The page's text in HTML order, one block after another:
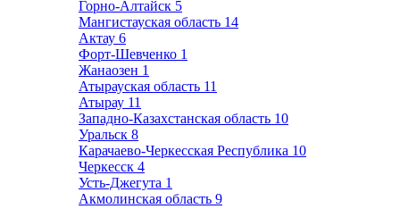
Горно-Алтайск 5
Мангистауская область 14
Актау 6
Форт-Шевченко 1
Жанаозен 1
Атырауская область 11
Атырау 11
Западно-Казахстанская область 10
Уральск 8
Карачаево-Черкесская Республика 10
Черкесск 4
Усть-Джегута 1
Акмолинская область 9